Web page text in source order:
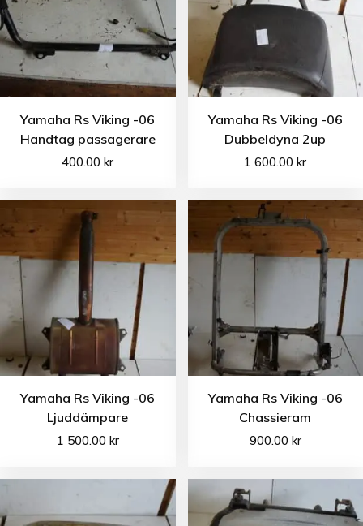
Yamaha Rs Viking -06
Handtag passagerare
400.00kr
Yamaha Rs Viking -06
Dubbeldyna 2up
1 600.00kr
Yamaha Rs Viking -06
Ljuddämpare
1 500.00 kr
Yamaha Rs Viking -06
Chassieram
900.00 kr